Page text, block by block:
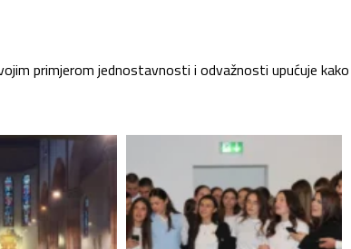
primjerom jednostavnosti i odvažnosti upućuje kako